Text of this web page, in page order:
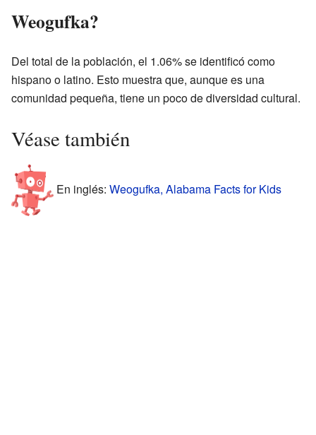
Weogufka?
Del total de la población, el 1.06% se identificó como
hispano o latino. Esto muestra que, aunque es una
comunidad pequeña, tiene un poco de diversidad cultural.
Véase también
En inglés: Weogufka, Alabama Facts for Kids